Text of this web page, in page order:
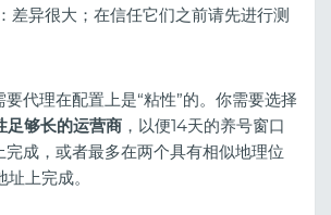
差异很大；在信任它们之前请先进行测
代理在配置上是“粘性”的。你需要选择
足够长的运营商 ，以便14天的养号窗口
成，或者最多在两个具有相似地理位
上完成。